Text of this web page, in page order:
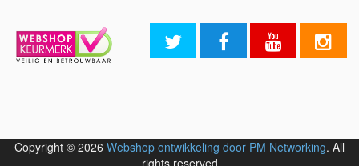
Copyright © 2026 Webshop ontwikkeling door PM Networking. All
rights reserved